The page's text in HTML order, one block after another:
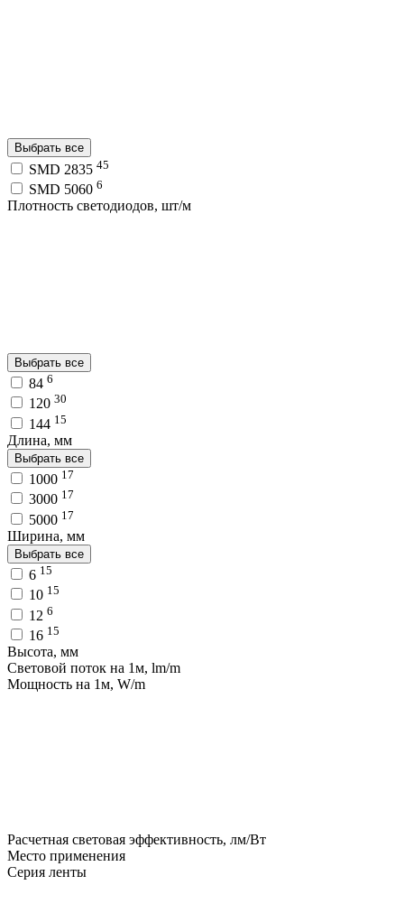
Выбрать все
SMD 2835 45
SMD 5060 6
Плотность светодиодов, шт/м
Выбрать все
84 6
120 30
144 15
Длина, мм
Выбрать все
1000 17
3000 17
5000 17
Ширина, мм
Выбрать все
6 15
10 15
12 6
16 15
Высота, мм
Световой поток на 1м, lm/m
Мощность на 1м, W/m
Расчетная световая эффективность, лм/Вт
Место применения
Серия ленты